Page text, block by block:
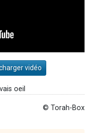
vidéo
oeil
© Torah-Box